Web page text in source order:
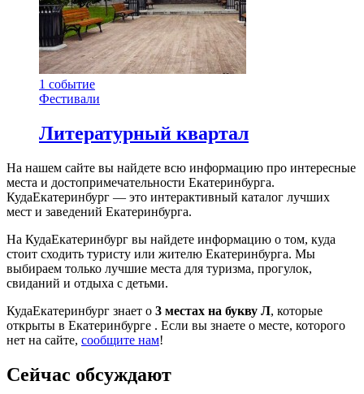
1 событие
Фестивали
Литературный квартал
На нашем сайте вы найдете всю информацию про интересные
места и достопримечательности Екатеринбурга.
КудаЕкатеринбург — это интерактивный каталог лучших
мест и заведений Екатеринбурга.
На КудаЕкатеринбург вы найдете информацию о том, куда
стоит сходить туристу или жителю Екатеринбурга. Мы
выбираем только лучшие места для туризма, прогулок,
свиданий и отдыха с детьми.
КудаЕкатеринбург знает о 3 местах на букву Л, которые
открыты в Екатеринбурге . Если вы знаете о месте, которого
нет на сайте, сообщите нам!
Сейчас обсуждают